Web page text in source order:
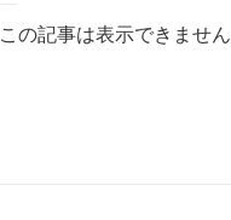
この記事は表示できません